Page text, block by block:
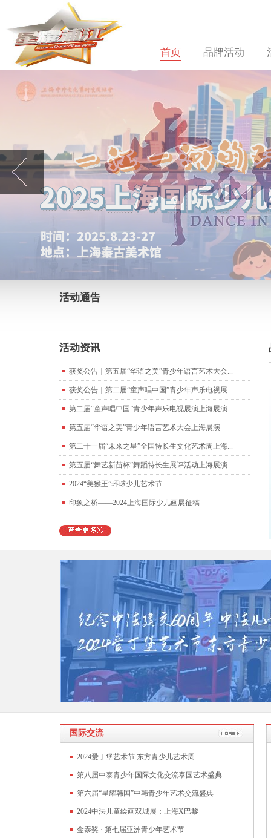
首页 品牌活动
活动通告
活动资讯
获奖公告｜第五届“华语之美”青少年语言艺术大会...
获奖公告｜第二届“童声唱中国”青少年声乐电视展...
第二届“童声唱中国”青少年声乐电视展演上海展演
第五届“华语之美”青少年语言艺术大会上海展演
第二十一届“未来之星”全国特长生文化艺术周上海...
第五届“舞艺新苗杯”舞蹈特长生展评活动上海展演
2024“美猴王”环球少儿艺术节
印象之桥——2024上海国际少儿画展征稿
国际交流
2024爱丁堡艺术节 东方青少儿艺术周
第八届中泰青少年国际文化交流泰国艺术盛典
第六届“星耀韩国”中韩青少年艺术交流盛典
2024中法儿童绘画双城展：上海X巴黎
金泰奖 · 第七届亚洲青少年艺术节